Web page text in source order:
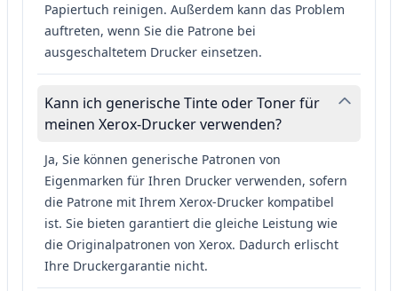
Papiertuch reinigen. Außerdem kann das Problem
auftreten, wenn Sie die Patrone bei
ausgeschaltetem Drucker einsetzen.
Kann ich generische Tinte oder Toner für
meinen Xerox-Drucker verwenden?
Ja, Sie können generische Patronen von
Eigenmarken für Ihren Drucker verwenden, sofern
die Patrone mit Ihrem Xerox-Drucker kompatibel
ist. Sie bieten garantiert die gleiche Leistung wie
die Originalpatronen von Xerox. Dadurch erlischt
Ihre Druckergarantie nicht.